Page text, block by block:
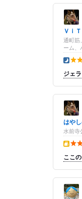
Ｖｉ
通町筋
ーム、
夜の
ジェ
はや
水前寺
テイ
ここ